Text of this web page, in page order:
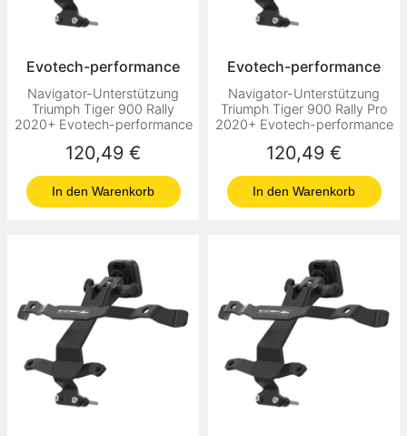
Evotech-performance
Navigator-Unterstützung
Triumph Tiger 900 Rally
2020+ Evotech-performance
Preis
120,49 €
In den Warenkorb
Evotech-performance
Navigator-Unterstützung
Triumph Tiger 900 Rally Pro
2020+ Evotech-performance
Preis
120,49 €
In den Warenkorb